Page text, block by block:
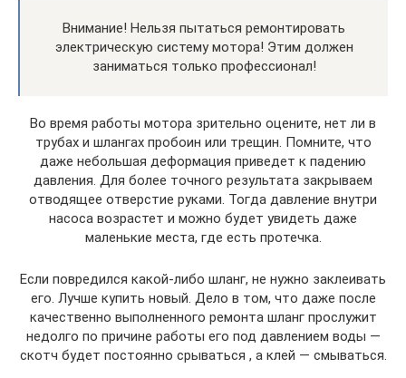
Внимание! Нельзя пытаться ремонтировать
электрическую систему мотора! Этим должен
заниматься только профессионал!
Во время работы мотора зрительно оцените, нет ли в
трубах и шлангах пробоин или трещин. Помните, что
даже небольшая деформация приведет к падению
давления. Для более точного результата закрываем
отводящее отверстие руками. Тогда давление внутри
насоса возрастет и можно будет увидеть даже
маленькие места, где есть протечка.
Если повредился какой-либо шланг, не нужно заклеивать
его. Лучше купить новый. Дело в том, что даже после
качественно выполненного ремонта шланг прослужит
недолго по причине работы его под давлением воды —
скотч будет постоянно срываться , а клей — смываться.